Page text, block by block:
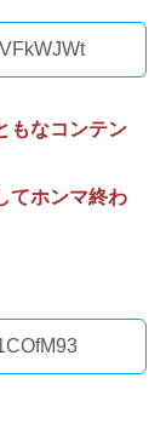
もなコンテン
てホンマ終わ